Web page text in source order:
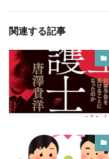
関連する記事